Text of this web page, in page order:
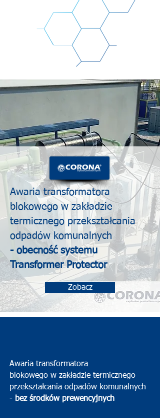
Awaria transformatora
blokowego w zakładzie
termicznego przekształcania
odpadów komunalnych
- obecność systemu
Transformer Protector
Zobacz
Awaria transformatora
blokowego w zakładzie termicznego
przekształcania odpadów komunalnych
- bez środków prewencyjnych